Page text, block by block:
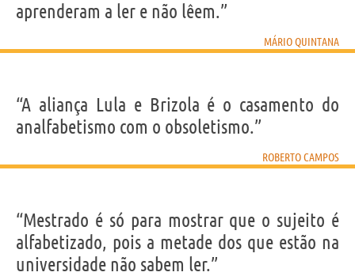
aprenderam a ler e não lêem.”
MÁRIO QUINTANA
“A aliança Lula e Brizola é o casamento do
analfabetismo com o obsoletismo.”
ROBERTO CAMPOS
“Mestrado é só para mostrar que o sujeito é
alfabetizado, pois a metade dos que estão na
universidade não sabem ler.”